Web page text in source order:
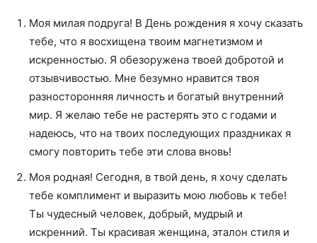
Моя милая подруга! В День рождения я хочу сказать
тебе, что я восхищена твоим магнетизмом и
искренностью. Я обезоружена твоей добротой и
отзывчивостью. Мне безумно нравится твоя
разносторонняя личность и богатый внутренний
мир. Я желаю тебе не растерять это с годами и
надеюсь, что на твоих последующих праздниках я
смогу повторить тебе эти слова вновь!
Моя родная! Сегодня, в твой день, я хочу сделать
тебе комплимент и выразить мою любовь к тебе!
Ты чудесный человек, добрый, мудрый и
искренний. Ты красивая женщина, эталон стиля и